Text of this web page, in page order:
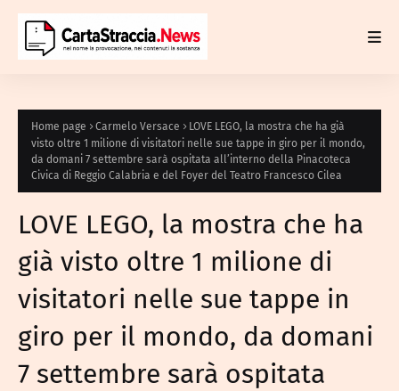
Home page Carmelo Versace
LOVE LEGO, la mostra che ha già
visto oltre 1 milione di visitatori nelle sue tappe in giro per il mondo,
da domani 7 settembre sarà ospitata all’interno della Pinacoteca
Civica di Reggio Calabria e del Foyer del Teatro Francesco Cilea
LOVE LEGO, la mostra che ha
già visto oltre 1 milione di
visitatori nelle sue tappe in
giro per il mondo, da domani
7 settembre sarà ospitata